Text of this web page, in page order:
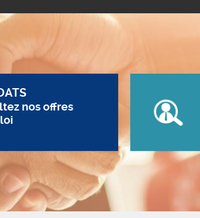
nos offres